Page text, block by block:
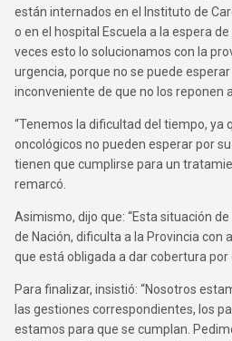
están internados en el Instituto de
o en el hospital Escuela a la espera
veces esto lo solucionamos con la
urgencia, porque no se puede
inconveniente de que no los reponen al
“Tenemos la dificultad del tiempo, ya
oncológicos no pueden esperar por
tienen que cumplirse para un
remarcó.
Asimismo, dijo que: “Esta situación
de Nación, dificulta a la Provincia con
que está obligada a dar cobertura por
Para finalizar, insistió: “Nosotros
las gestiones correspondientes, los
estamos para que se cumplan.